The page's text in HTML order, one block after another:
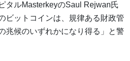
タルMasterkeyのSaul Rejwan氏
ビットコインは、規律ある財政管
兆候のいずれかになり得る」と警